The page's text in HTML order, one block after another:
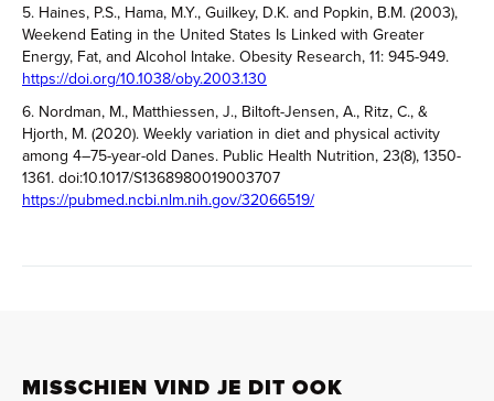
5. Haines, P.S., Hama, M.Y., Guilkey, D.K. and Popkin, B.M. (2003),
Weekend Eating in the United States Is Linked with Greater
Energy, Fat, and Alcohol Intake. Obesity Research, 11: 945-949.
https://doi.org/10.1038/oby.2003.130
6. Nordman, M., Matthiessen, J., Biltoft-Jensen, A., Ritz, C., &
Hjorth, M. (2020). Weekly variation in diet and physical activity
among 4–75-year-old Danes. Public Health Nutrition, 23(8), 1350-
1361. doi:10.1017/S1368980019003707
https://pubmed.ncbi.nlm.nih.gov/32066519/
MISSCHIEN VIND JE DIT OOK